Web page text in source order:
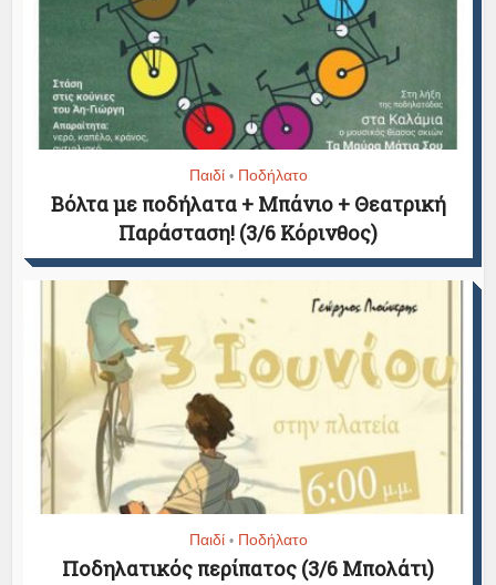
Παιδί • Ποδήλατο
Βόλτα με ποδήλατα + Μπάνιο + Θεατρική
Παράσταση! (3/6 Κόρινθος)
Παιδί • Ποδήλατο
Ποδηλατικός περίπατος (3/6 Μπολάτι)